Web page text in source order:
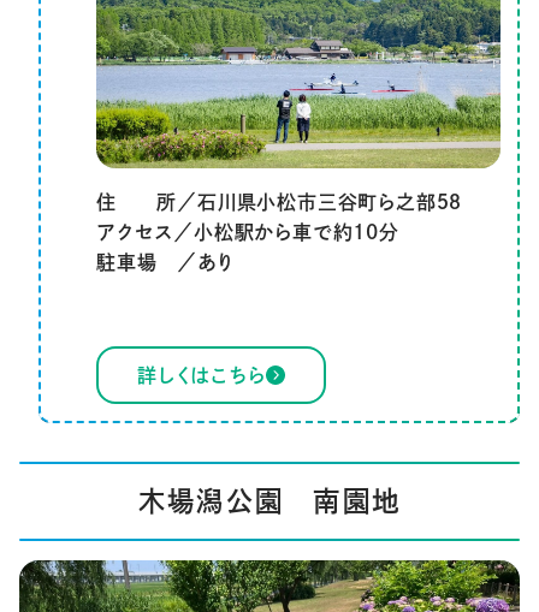
住 所／石川県小松市三谷町ら之部５８
アクセス／小松駅から車で約10分
駐車場 ／あり
詳しくはこちら
木場潟公園 南園地